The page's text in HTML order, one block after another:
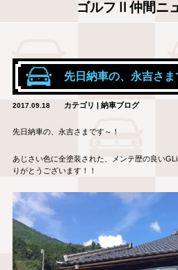
ゴルフⅡ仲間ニ
先日納車の、永吉さま
2017.09.18 カテゴリ | 納車ブログ
先日納車の、永吉さまです～！
あじさい色に全塗装された、メンテ歴の良い
りがとうございます！！